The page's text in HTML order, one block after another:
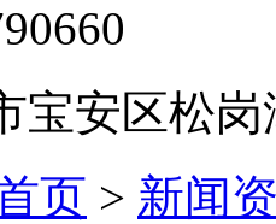
宝安区松
页 > 新闻